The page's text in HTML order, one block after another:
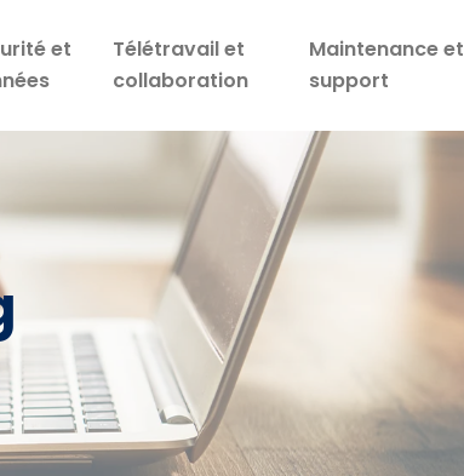
et
Télétravail et
collaboration
Maintenance et
support